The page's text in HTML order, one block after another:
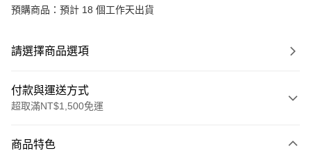
預購商品：預計 18 個工作天出貨
請選擇商品選項
付款與運送方式
超取滿NT$1,500免運
信用卡一次付款
商品特色